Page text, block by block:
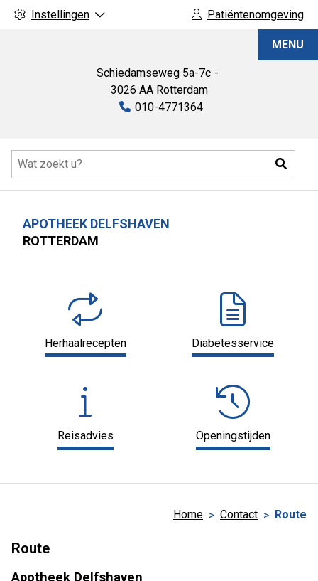
Instellingen Patiëntenomgeving
Schiedamseweg 5a-7c
3026 AA Rotterdam
Tel:
010-4771364
MENU
APOTHEEK DELFSHAVEN
ROTTERDAM
Herhaalrecepten Diabetesservice
Reisadvies Openingstijden
Home Contact Route
Route
Apotheek Delfshaven